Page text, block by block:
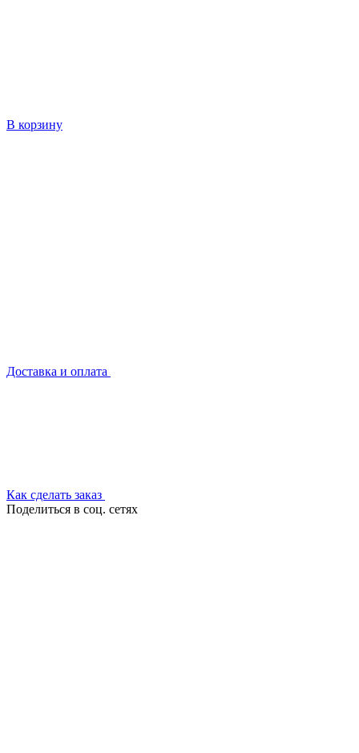
В корзину
Доставка и оплата
Как сделать заказ
Поделиться в соц. сетях